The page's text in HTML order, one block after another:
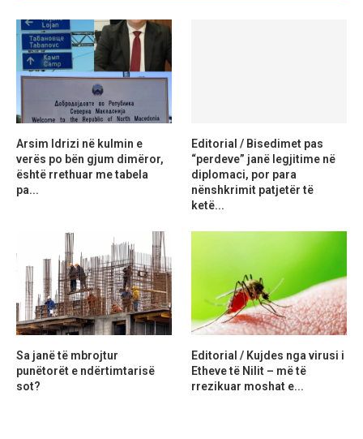
Arsim Idrizi në kulmin e
verës po bën gjum dimëror,
është rrethuar me tabela
pa...
Editorial / Bisedimet pas
“perdeve” janë legjitime në
diplomaci, por para
nënshkrimit patjetër të
ketë...
Sa janë të mbrojtur
punëtorët e ndërtimtarisë
sot?
Editorial / Kujdes nga virusi i
Etheve të Nilit – më të
rrezikuar moshat e...